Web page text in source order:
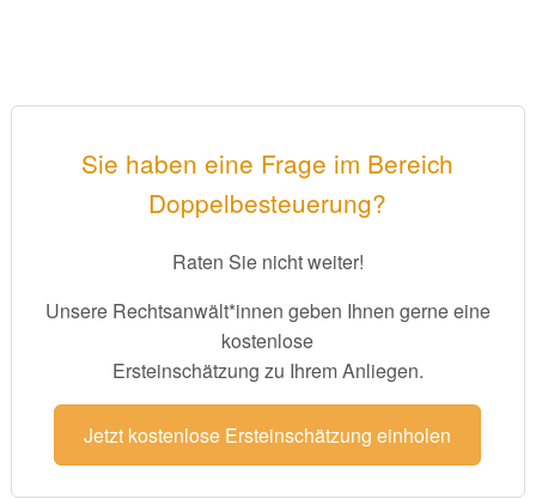
Sie haben eine Frage im Bereich
Doppelbesteuerung?
Raten Sie nicht weiter!
Unsere Rechtsanwält*innen geben Ihnen gerne eine
kostenlose
Ersteinschätzung zu Ihrem Anliegen.
Jetzt kostenlose Ersteinschätzung einholen